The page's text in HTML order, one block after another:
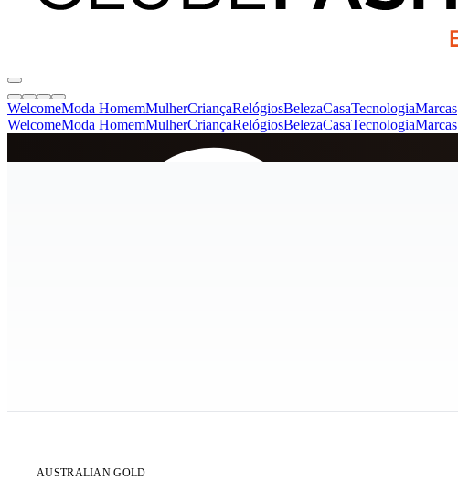
WelcomeModa HomemMulherCriançaRelógiosBelezaCasaTecnologiaMarcas
WelcomeModa HomemMulherCriançaRelógiosBelezaCasaTecnologiaMarcas
AUSTRALIAN GOLD